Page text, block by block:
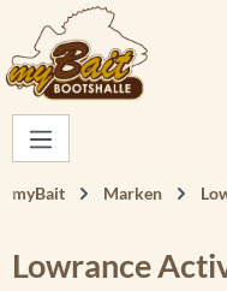
Zum Hauptinhalt springen
myBait Marken
Lowrance